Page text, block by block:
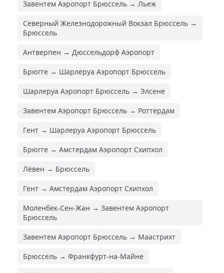
Завентем Аэропорт Брюссель → Льеж
Северный Железнодорожный Вокзал Брюссель →
Брюссель
Антверпен → Дюссельдорф Аэропорт
Брюгге → Шарлеруа Аэропорт Брюссель
Шарлеруа Аэропорт Брюссель → Элсене
Завентем Аэропорт Брюссель → Роттердам
Гент → Шарлеруа Аэропорт Брюссель
Брюгге → Амстердам Аэропорт Схипхол
Лёвен → Брюссель
Гент → Амстердам Аэропорт Схипхол
Моленбек-Сен-Жан → Завентем Аэропорт
Брюссель
Завентем Аэропорт Брюссель → Маастрихт
Брюссель → Франкфурт-на-Майне